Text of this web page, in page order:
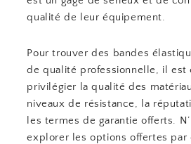
qualité de leur équipement.
Pour trouver des bandes
de qualité professionnelle, il est
privilégier la qualité des
niveaux de résistance, la
les termes de garantie offerts.
explorer les options offertes par